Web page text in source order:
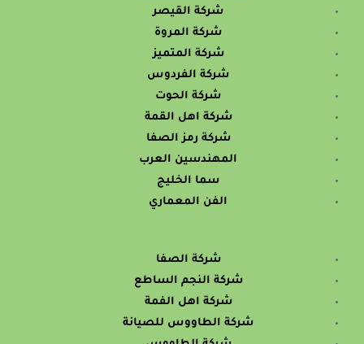
شركة القيصر
شركة المروة
شركة المتميز
شركة الفردوس
شركة الحوت
شركة اهل القمة
شركة رمز الصفا
المهندسين العرب
سما الخليج
الفن المعماري
شركة الصفا
شركة النجم الساطع
شركة اهل الفمة
شركة الطاووس للصيانة